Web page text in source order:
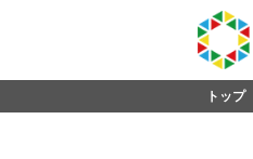
トップ